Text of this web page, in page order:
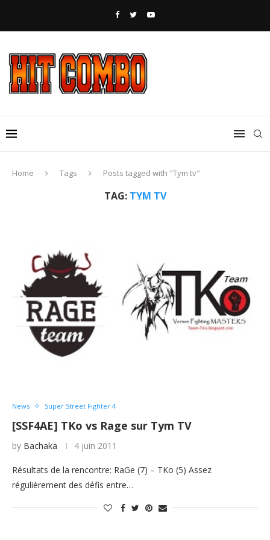
Home Tags Posts tagged with "Tym tv"
TAG: TYM TV
News Super Street Fighter 4
[SSF4AE] TKo vs Rage sur Tym TV
by Bachaka 4 juin 2011
Résultats de la rencontre: RaGe (7) – TKo (5) Assez
régulièrement des défis entre…